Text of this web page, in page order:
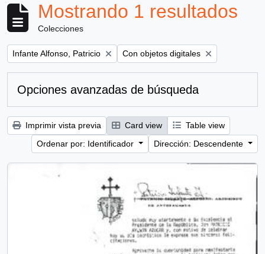
Mostrando 1 resultados
Colecciones
Remove filter:
Infante Alfonso, Patricio Remove filter:
Con objetos digitales
Opciones avanzadas de búsqueda
Imprimir vista previa Card view
Table view
Ordenar por: Identificador
Dirección: Descendente